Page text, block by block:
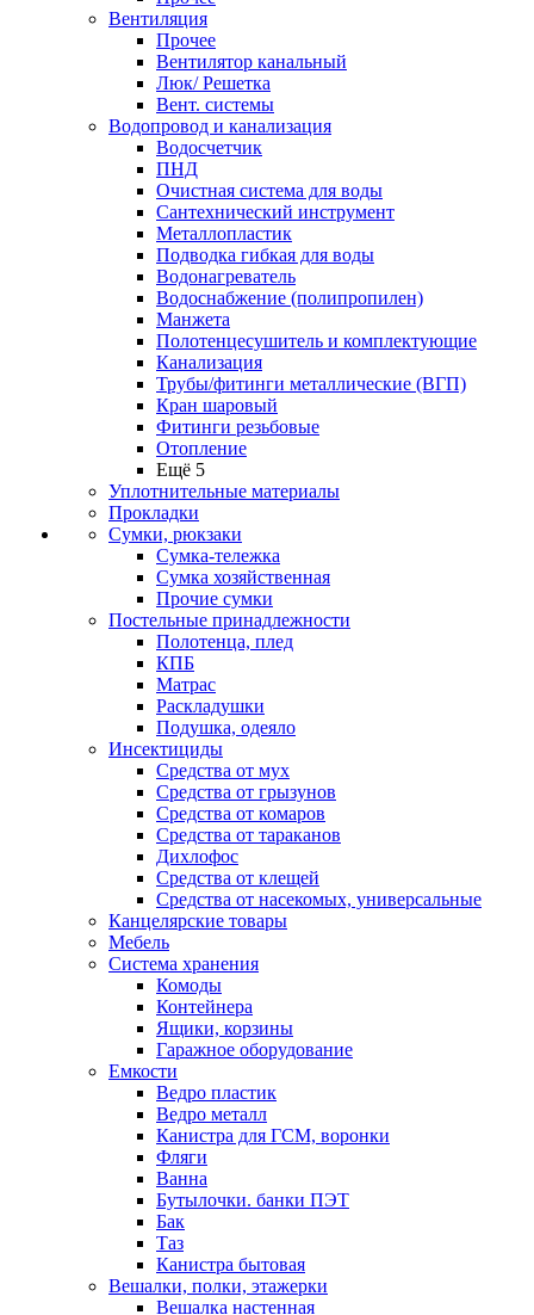
Вентиляция
Прочее
Вентилятор канальный
Люк/ Решетка
Вент. системы
Водопровод и канализация
Водосчетчик
ПНД
Очистная система для воды
Сантехнический инструмент
Металлопластик
Подводка гибкая для воды
Водонагреватель
Водоснабжение (полипропилен)
Манжета
Полотенцесушитель и комплектующие
Канализация
Трубы/фитинги металлические (ВГП)
Кран шаровый
Фитинги резьбовые
Отопление
Ещё 5
Уплотнительные материалы
Прокладки
Сумки, рюкзаки
Сумка-тележка
Сумка хозяйственная
Прочие сумки
Постельные принадлежности
Полотенца, плед
КПБ
Матрас
Раскладушки
Подушка, одеяло
Инсектициды
Средства от мух
Средства от грызунов
Средства от комаров
Средства от тараканов
Дихлофос
Средства от клещей
Средства от насекомых, универсальные
Канцелярские товары
Мебель
Система хранения
Комоды
Контейнера
Ящики, корзины
Гаражное оборудование
Емкости
Ведро пластик
Ведро металл
Канистра для ГСМ, воронки
Фляги
Ванна
Бутылочки. банки ПЭТ
Бак
Таз
Канистра бытовая
Вешалки, полки, этажерки
Вешалка настенная